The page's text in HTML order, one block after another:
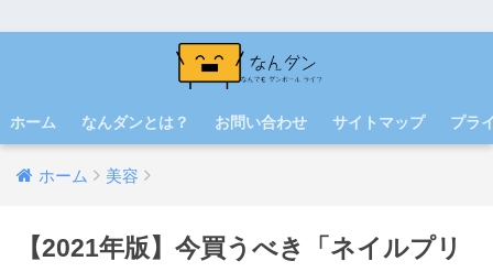
ホーム なんダンとは？ お問い合わせ サイトマップ プラ
ホーム 美容
【2021年版】今買うべき「ネイルプリ